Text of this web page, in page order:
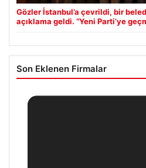
Gözler İstanbul’a çevrildi, bir
açıklama geldi. “Yeni Parti’ye
Son Eklenen Firmalar